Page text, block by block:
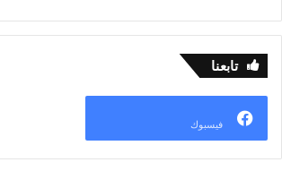
تابعنا
فيسبوك